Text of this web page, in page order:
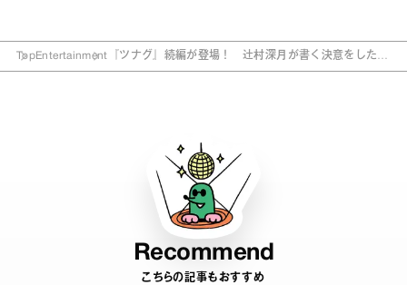
TopEntertainment 『ツナグ』続編が登場！ 辻村深月が書く決意をした理
Recommend
こちらの記事もおすすめ